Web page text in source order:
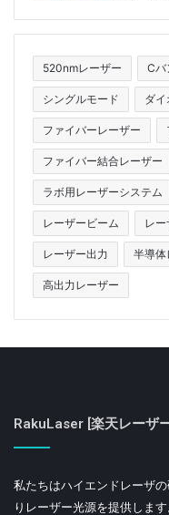
520nmレーザー Cバ
シングルモード ダ
ファイバーレーザー
ファイバー結合レーザー
ラボ用レーザーシステム
レーザービーム レ
レーザー出力 半導体
高出力レーザー
RakuLaser [楽天レーザ
私たちはハイエンドレーザ
りレーザー光源を提供します